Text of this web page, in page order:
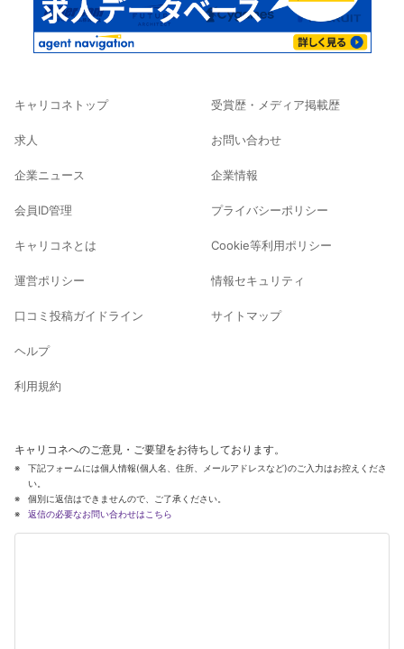
キャリコネトップ
求人
企業ニュース
会員ID管理
キャリコネとは
運営ポリシー
口コミ投稿ガイドライン
ヘルプ
利用規約
受賞歴・メディア掲載歴
お問い合わせ
企業情報
プライバシーポリシー
Cookie等利用ポリシー
情報セキュリティ
サイトマップ
キャリコネへのご意見・ご要望をお待ちしております。
下記フォームには個人情報(個人名、住所、メールアドレスなど)のご入力はお控えくださ
い。
個別に返信はできませんので、ご了承ください。
返信の必要なお問い合わせはこちら